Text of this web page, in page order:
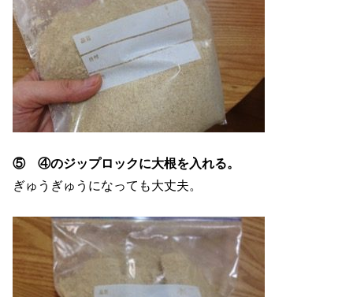
⑤ ④のジップロックに大根を入れる。
ぎゅうぎゅうになっても大丈夫。